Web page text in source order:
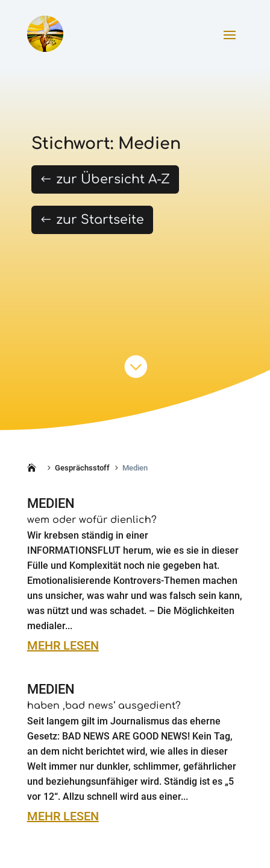
Stichwort: Medien
zur Übersicht A-Z
zur Startseite

5 Gesprächsstoff 5 Medien
wem oder wofür dienlich?
MEDIEN
Wir krebsen ständig in einer
INFORMATIONSFLUT herum, wie es sie in dieser
Fülle und Komplexität noch nie gegeben hat.
Emotionalisierende Kontrovers-Themen machen
uns unsicher, was wahr und was falsch sein kann,
was nützt und was schadet. – Die Möglichkeiten
medialer...
MEHR LESEN
haben ‚bad news‘ ausgedient?
MEDIEN
Seit langem gilt im Journalismus das eherne
Gesetz: BAD NEWS ARE GOOD NEWS! Kein Tag,
an dem nicht berichtet wird, wie alles in dieser
Welt immer nur dunkler, schlimmer, gefährlicher
und beziehungsunfähiger wird. Ständig ist es „5
vor 12“. Allzu schnell wird aus einer...
MEHR LESEN